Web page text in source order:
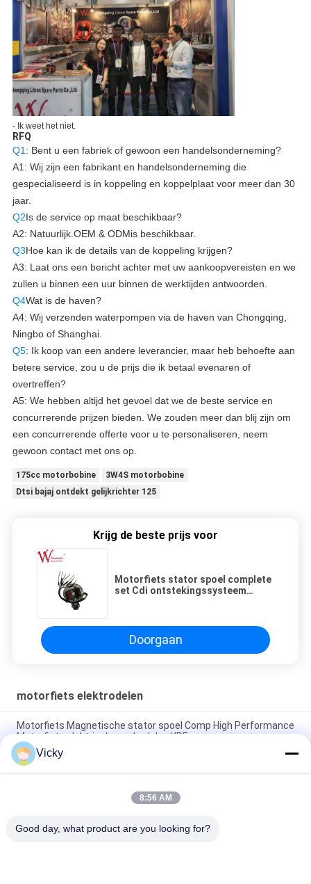
- Ik weet het niet.
RFQ
Q1 : Bent u een fabriek of gewoon een handelsonderneming?
A1: Wij zijn een fabrikant en handelsonderneming die
gespecialiseerd is in koppeling en koppelplaat voor meer dan 30
jaar.
Q2Is de service op maat beschikbaar?
A2: Natuurlijk. OEM & ODMis beschikbaar.
Q3Hoe kan ik de details van de koppeling krijgen?
A3: Laat ons een bericht achter met uw aankoopvereisten en we
zullen u binnen een uur binnen de werktijden antwoorden.
Q4Wat is de haven?
A4: Wij verzenden waterpompen via de haven van Chongqing,
Ningbo of Shanghai.
Q5: Ik koop van een andere leverancier, maar heb behoefte aan
betere service, zou u de prijs die ik betaal evenaren of
overtreffen?
A5: We hebben altijd het gevoel dat we de beste service en
concurrerende prijzen bieden. We zouden meer dan blij zijn om
een concurrerende offerte voor u te personaliseren, neem
gewoon contact met ons op.
175cc motorbobine
3W4S motorbobine
Dtsi bajaj ontdekt gelijkrichter 125
Krijg de beste prijs voor
Motorfiets stator spoel complete
set Cdi ontstekingssysteem
Doorgaan
motorfiets elektrodelen
Motorfiets Magnetische stator spoel Comp High Performance
Motorfiets elektrische onderdelen KRF
Elektrische motorfiets relais connector Kriss 100 voor B2B
kopers Goede prestaties Mannelijke 6.3mm
Elektrische schakelaar relais voor NOUVO mannelijke
Vicky
8:56 AM
Good day, what product are you looking for?